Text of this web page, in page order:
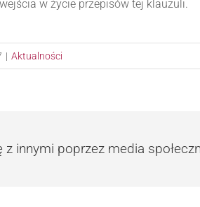
w życie przepisów tej klauzuli.
| Aktualności
z innymi poprzez media